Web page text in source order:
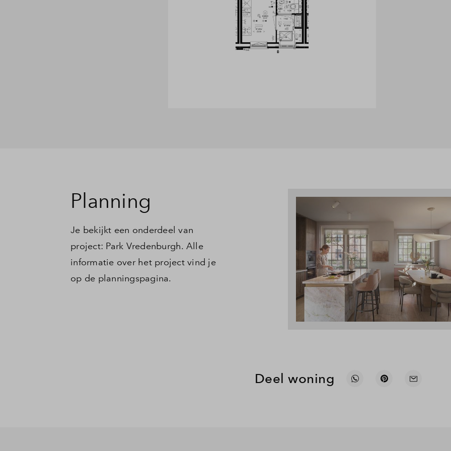
Planning
Je bekijkt een onderdeel van
project: Park Vredenburgh. Alle
informatie over het project vind je
op de planningspagina.
Deel woning